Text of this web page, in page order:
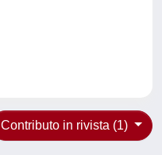
Contributo in rivista (1)